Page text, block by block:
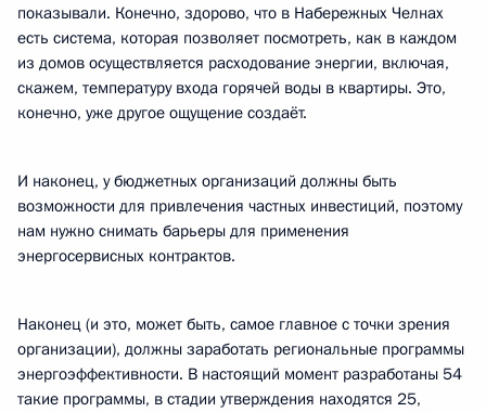
показывали. Конечно, здорово, что в Набережных Челнах
есть система, которая позволяет посмотреть, как в каждом
из домов осуществляется расходование энергии, включая,
скажем, температуру входа горячей воды в квартиры. Это,
конечно, уже другое ощущение создаёт.
И наконец, у бюджетных организаций должны быть
возможности для привлечения частных инвестиций, поэтому
нам нужно снимать барьеры для применения
энергосервисных контрактов.
Наконец (и это, может быть, самое главное с точки зрения
организации), должны заработать региональные программы
энергоэффективности. В настоящий момент разработаны 54
такие программы, в стадии утверждения находятся 25,